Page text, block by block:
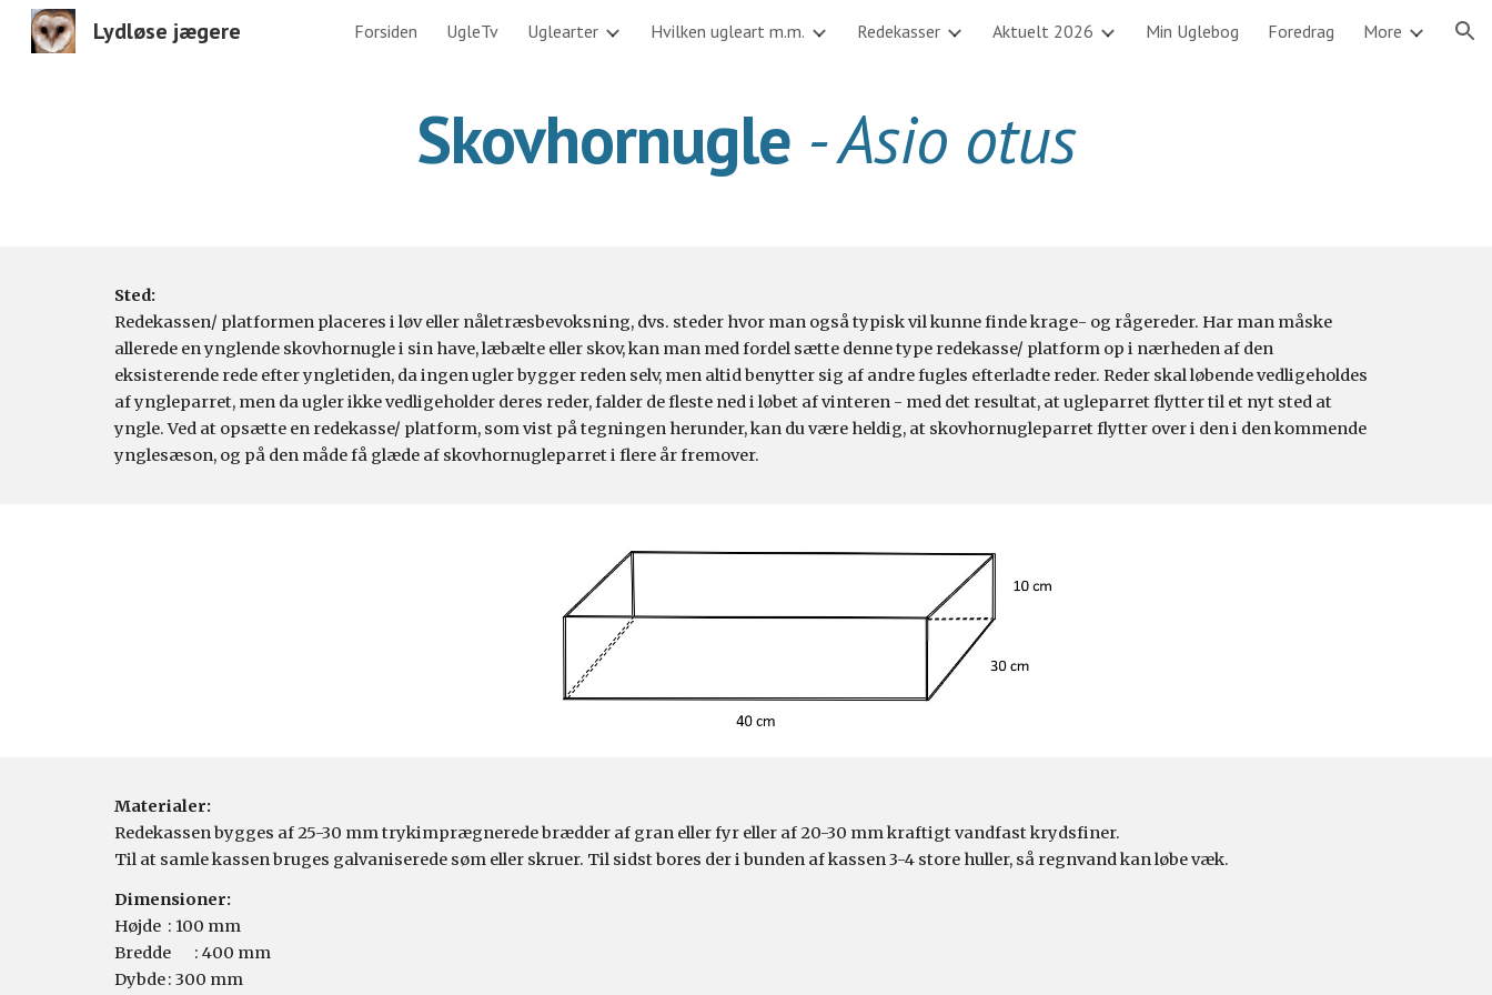
Skip to main content Skip to navigation
Lydløse jægere Forsiden UgleTv Uglearter Hvilken ugleart m.m. Redekasser Aktuelt 2026 Min Uglebog Foredrag More
Skovhornugle - Asio otus
Sted:
Redekassen/ platformen placeres i løv eller nåletræsbevoksning, dvs. steder hvor man også typisk vil kunne finde krage- og rågereder. Har man måske
allerede en ynglende skovhornugle i sin have, læbælte eller skov, kan man med fordel sætte denne type redekasse/ platform op i nærheden af den
eksisterende rede efter yngletiden, da ingen ugler bygger reden selv, men altid benytter sig af andre fugles efterladte reder. Reder skal løbende vedligeholdes
af yngleparret, men da ugler ikke vedligeholder deres reder, falder de fleste ned i løbet af vinteren - med det resultat, at ugleparret flytter til et nyt sted at
yngle. Ved at opsætte en redekasse/ platform, som vist på tegningen herunder, kan du være heldig, at skovhornugleparret flytter over i den i den kommende
ynglesæson, og på den måde få glæde af skovhornugleparret i flere år fremover.
Materialer:
Redekassen bygges af 25-30 mm trykimprægnerede brædder af gran eller fyr eller af 20-30 mm kraftigt vandfast krydsfiner.
Til at samle kassen bruges galvaniserede søm eller skruer. Til sidst bores der i bunden af kassen 3-4 store huller, så regnvand kan løbe væk.
Dimensioner:
Højde : 100 mm
Bredde
: 400 mm
Dybde: 300 mm